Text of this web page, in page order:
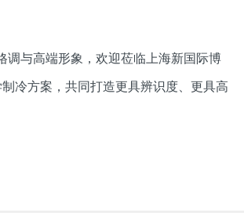
与高端形象，欢迎莅临上海新国际博
冷方案，共同打造更具辨识度、更具高